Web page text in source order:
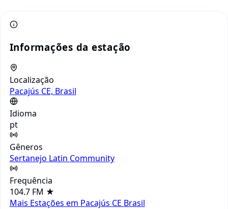
Informações da estação
Localização
Pacajús CE, Brasil
Idioma
pt
Gêneros
Sertanejo Latin Community
Frequência
104.7 FM ★
Mais Estações em Pacajús CE Brasil